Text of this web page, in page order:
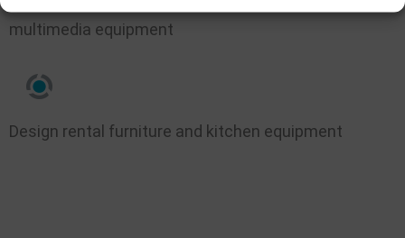
multimedia equipment
Design rental furniture and kitchen equipment